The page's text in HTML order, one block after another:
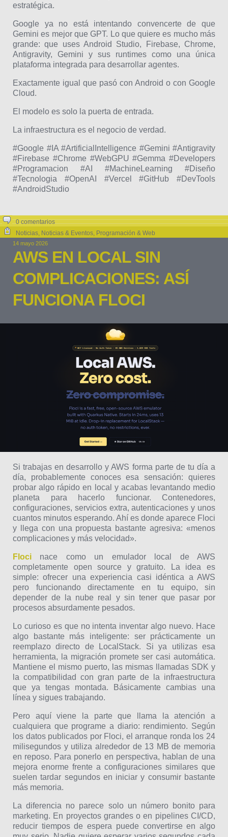
estratégica.
Google ya no está intentando convencerte de que
Gemini es mejor que GPT. Lo que quiere es mucho más
grande: que uses Android Studio, Firebase, Chrome,
Antigravity, Gemini y sus runtimes como una única
plataforma integrada para desarrollar agentes.
Exactamente igual que pasó con Android o con Google
Cloud.
El modelo es solo la puerta de entrada.
La infraestructura es el negocio de verdad.
#Google #IA #ArtificialIntelligence #Gemini #Antigravity
#Firebase #Chrome #WebGPU #Gemma #Developers
#Programacion #AI #MachineLearning #Diseño
#Tecnologia #OpenAI #Vercel #GitHub #DevTools
#AndroidStudio
0 comentarios
Noticias, Noticias & Eventos, Programación & Web
14 mayo 2026
AWS EN LOCAL SIN
COMPLICACIONES: ASÍ
FUNCIONA FLOCI
Si trabajas en desarrollo y AWS forma parte de tu día a
día, probablemente conoces esa sensación: quieres
probar algo rápido en local y acabas levantando medio
planeta para hacerlo funcionar. Contenedores,
configuraciones, servicios extra, autenticaciones y unos
cuantos minutos esperando. Ahí es donde aparece Floci
y llega con una propuesta bastante agresiva: «menos
complicaciones y más velocidad».
Floci nace como un emulador local de AWS
completamente open source y gratuito. La idea es
simple: ofrecer una experiencia casi idéntica a AWS
pero funcionando directamente en tu equipo, sin
depender de la nube real y sin tener que pasar por
procesos absurdamente pesados.
Lo curioso es que no intenta inventar algo nuevo. Hace
algo bastante más inteligente: ser prácticamente un
reemplazo directo de LocalStack. Si ya utilizas esa
herramienta, la migración promete ser casi automática.
Mantiene el mismo puerto, las mismas llamadas SDK y
la compatibilidad con gran parte de la infraestructura
que ya tengas montada. Básicamente cambias una
línea y sigues trabajando.
Pero aquí viene la parte que llama la atención a
cualquiera que programe a diario: rendimiento. Según
los datos publicados por Floci, el arranque ronda los 24
milisegundos y utiliza alrededor de 13 MB de memoria
en reposo. Para ponerlo en perspectiva, hablan de una
mejora enorme frente a configuraciones similares que
suelen tardar segundos en iniciar y consumir bastante
más memoria.
La diferencia no parece solo un número bonito para
marketing. En proyectos grandes o en pipelines CI/CD,
reducir tiempos de espera puede convertirse en algo